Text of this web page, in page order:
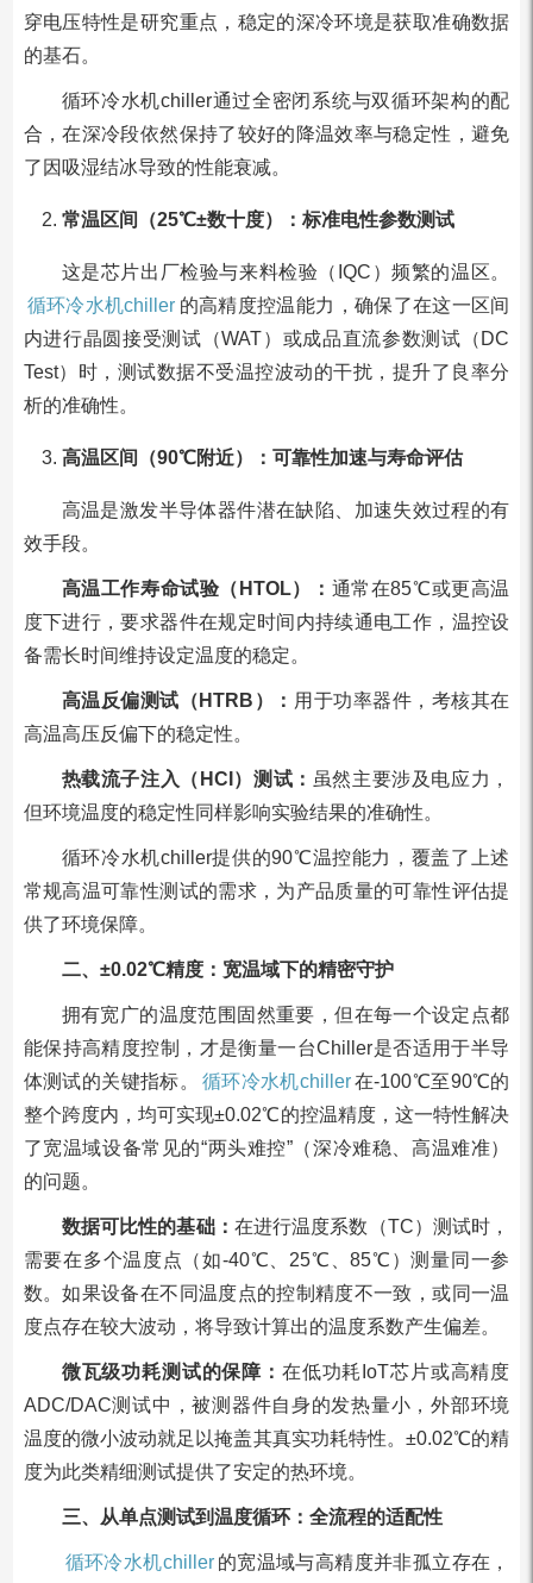
穿电压特性是研究重点，稳定的深冷环境是获取准确数据
的基石。
循环冷水机chiller通过全密闭系统与双循环架构的配
合，在深冷段依然保持了较好的降温效率与稳定性，避免
了因吸湿结冰导致的性能衰减。
常温区间（25℃±数十度）：标准电性参数测试
这是芯片出厂检验与来料检验（IQC）频繁的温区。
循环冷水机chiller 的高精度控温能力，确保了在这一区间
内进行晶圆接受测试（WAT）或成品直流参数测试（DC
Test）时，测试数据不受温控波动的干扰，提升了良率分
析的准确性。
高温区间（90℃附近）：可靠性加速与寿命评估
高温是激发半导体器件潜在缺陷、加速失效过程的有
效手段。
高温工作寿命试验（HTOL）： 通常在85℃或更高温
度下进行，要求器件在规定时间内持续通电工作，温控设
备需长时间维持设定温度的稳定。
高温反偏测试（HTRB）： 用于功率器件，考核其在
高温高压反偏下的稳定性。
热载流子注入（HCI）测试： 虽然主要涉及电应力，
但环境温度的稳定性同样影响实验结果的准确性。
循环冷水机chiller提供的90℃温控能力，覆盖了上述
常规高温可靠性测试的需求，为产品质量的可靠性评估提
供了环境保障。
二、±0.02℃精度：宽温域下的精密守护
拥有宽广的温度范围固然重要，但在每一个设定点都
能保持高精度控制，才是衡量一台Chiller是否适用于半导
体测试的关键指标。
循环冷水机chiller在-100℃至90℃的
整个跨度内，均可实现±0.02℃的控温精度，这一特性解决
了宽温域设备常见的“两头难控”（深冷难稳、高温难准）
的问题。
数据可比性的基础： 在进行温度系数（TC）测试时，
需要在多个温度点（如-40℃、25℃、85℃）测量同一参
数。如果设备在不同温度点的控制精度不一致，或同一温
度点存在较大波动，将导致计算出的温度系数产生偏差。
微瓦级功耗测试的保障： 在低功耗IoT芯片或高精度
ADC/DAC测试中，被测器件自身的发热量小，外部环境
温度的微小波动就足以掩盖其真实功耗特性。±0.02℃的精
度为此类精细测试提供了安定的热环境。
三、从单点测试到温度循环：全流程的适配性
循环冷水机chiller 的宽温域与高精度并非孤立存在，